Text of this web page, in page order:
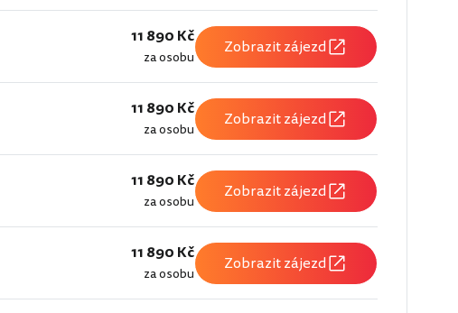
11 890 Kč
za osobu Zobrazit zájezd
11 890 Kč
za osobu Zobrazit zájezd
11 890 Kč
za osobu Zobrazit zájezd
11 890 Kč
za osobu Zobrazit zájezd